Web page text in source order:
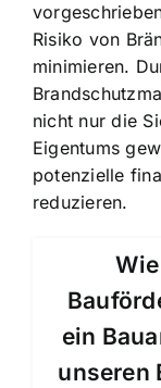
Risiko von
minimieren.
nicht nur die
Eigentums
potenzielle
reduzieren.
ein
unseren